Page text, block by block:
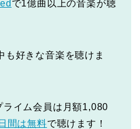
で1億曲以上の音楽が聴
も好きな音楽を聴けま
イム会員は月額1,080
間は無料で聴けます！